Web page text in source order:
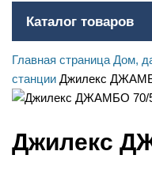
Каталог товаров
Главная страница Дом,
станции Джилекс
Джилекс